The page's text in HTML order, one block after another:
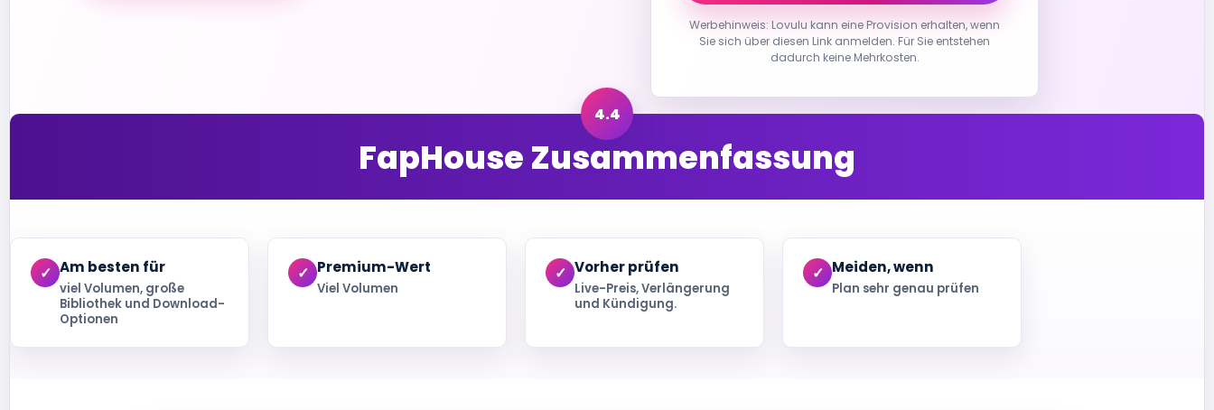
Werbehinweis: Lovulu kann eine Provision erhalten, wenn
Sie sich über diesen Link anmelden. Für Sie entstehen
dadurch keine Mehrkosten.
FapHouse Zusammenfassung
Am besten für
viel Volumen, große
Bibliothek und Download-
Optionen
Premium-Wert
Viel Volumen
Vorher prüfen
Live-Preis, Verlängerung
und Kündigung.
Meiden, wenn
Plan sehr genau prüfen